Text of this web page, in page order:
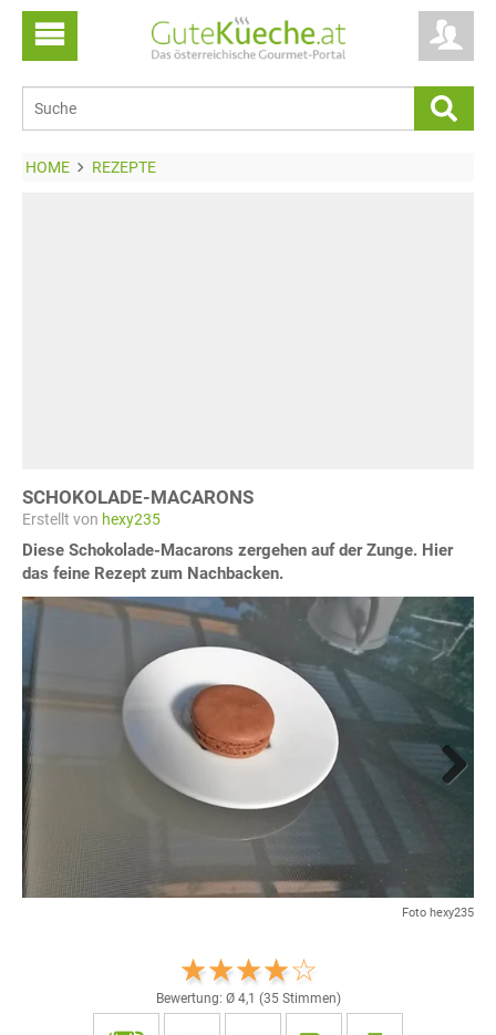
HOME REZEPTE
SCHOKOLADE-MACARONS
Erstellt von hexy235
Diese Schokolade-Macarons zergehen auf der Zunge. Hier
das feine Rezept zum Nachbacken.
Foto hexy235
Bewertung: Ø 4,1 (35Stimmen)